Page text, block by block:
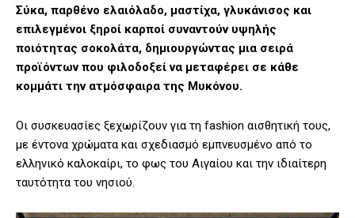
Σύκα, παρθένο ελαιόλαδο, μαστίχα, γλυκάνισος και
επιλεγμένοι ξηροί καρποί συναντούν υψηλής
ποιότητας σοκολάτα, δημιουργώντας μια σειρά
προϊόντων που φιλοδοξεί να μεταφέρει σε κάθε
κομμάτι την ατμόσφαιρα της Μυκόνου.
Οι συσκευασίες ξεχωρίζουν για τη fashion αισθητική τους,
με έντονα χρώματα και σχεδιασμό εμπνευσμένο από το
ελληνικό καλοκαίρι, το φως του Αιγαίου και την ιδιαίτερη
ταυτότητα του νησιού.